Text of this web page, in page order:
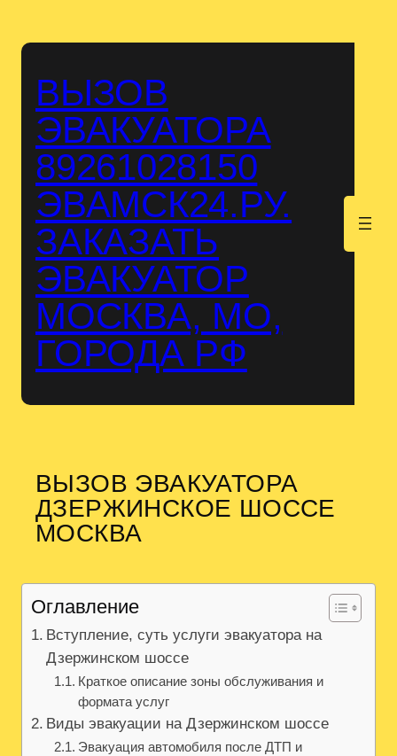
ВЫЗОВ
ЭВАКУАТОРА
89261028150
ЭВАМСК24.РУ.
ЗАКАЗАТЬ
ЭВАКУАТОР
МОСКВА, МО,
ГОРОДА РФ
ВЫЗОВ ЭВАКУАТОРА
ДЗЕРЖИНСКОЕ ШОССЕ
МОСКВА
Оглавление
Вступление, суть услуги эвакуатора на
Дзержинском шоссе
Краткое описание зоны обслуживания и
формата услуг
Виды эвакуации на Дзержинском шоссе
Эвакуация автомобиля после ДТП и